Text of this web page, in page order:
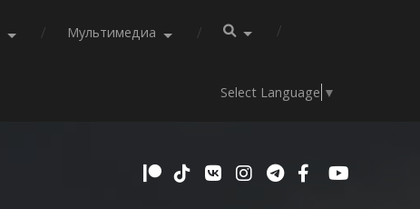
Мультимедиа
Select Language ▼